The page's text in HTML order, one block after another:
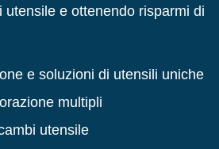
utensile e ottenendo risparmi di
e soluzioni di utensili uniche
multipli
utensile